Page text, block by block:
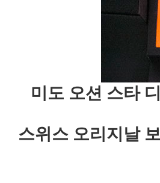
미도 오션 스타
스위스 오리지날